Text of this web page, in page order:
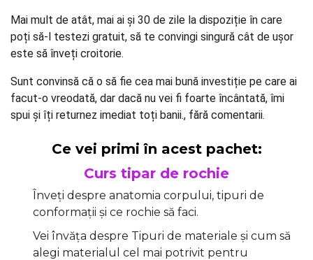
Mai mult de atât, mai ai și 30 de zile la dispoziție în care
poți să-l testezi gratuit, să te convingi singură cât de ușor
este să înveți croitorie.
Sunt convinsă că o să fie cea mai bună investiție pe care ai
facut-o vreodată, dar dacă nu vei fi foarte încântată, îmi
spui și îți returnez imediat toți banii., fără comentarii.
Ce vei primi în acest pachet:
Curs tipar de rochie
Înveți despre anatomia corpului, tipuri de
conformații și ce rochie să faci.
Vei învăța despre Tipuri de materiale și cum să
alegi materialul cel mai potrivit pentru